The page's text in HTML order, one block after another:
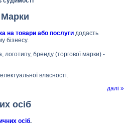
Марки
на товари або послуги додасть
бізнесу.
логотипу, бренду (торгової марки) -
власності.
далі »
осіб
осіб.